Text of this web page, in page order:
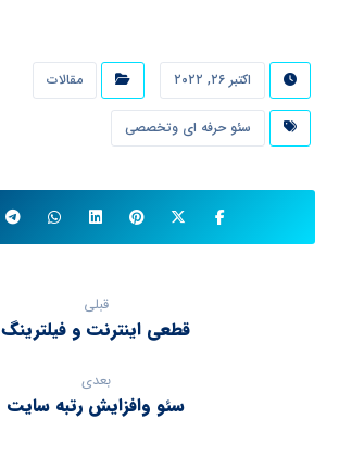
اکتبر ۲۶, ۲۰۲۲ مقالات
سئو حرفه ای وتخصصی
قبلی
قطعی اینترنت و فیلترینگ
بعدی
سئو وافزایش رتبه سایت